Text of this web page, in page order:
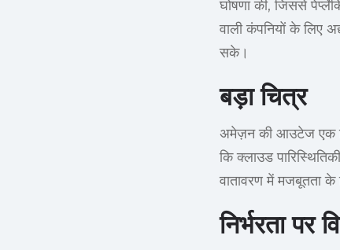
घोषणा की, जिससे
वाली कंपनियों के लिए
सके।
बड़ा चित्र
अमेज़न की आउटेज एक
कि क्लाउड
वातावरण में मजबूतता के
निर्भरता पर